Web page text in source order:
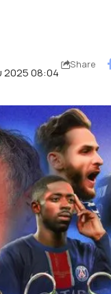
2025 08:04
Share